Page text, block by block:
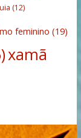
(12)
feminino (19)
xamã